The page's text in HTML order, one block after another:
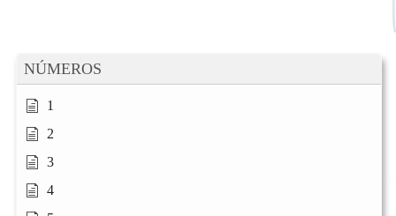
NÚMEROS
1
2
3
4